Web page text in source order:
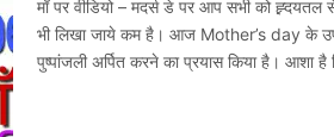
माँ पर वीडियो – मदर्स डे पर आप सभी को
भी लिखा जाये कम है। आज Mother’s day के
पुष्पांजली अर्पित करने का प्रयास किया है। आशा